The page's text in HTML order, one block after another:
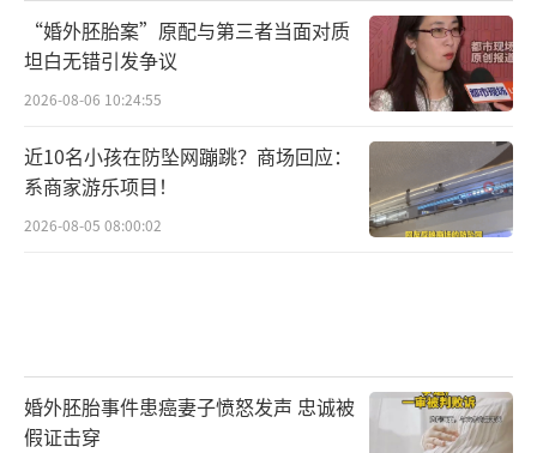
“婚外胚胎案”原配与第三者当面对质
坦白无错引发争议
2026-08-06 10:24:55
近10名小孩在防坠网蹦跳？商场回应：
系商家游乐项目！
2026-08-05 08:00:02
婚外胚胎事件患癌妻子愤怒发声 忠诚被
假证击穿